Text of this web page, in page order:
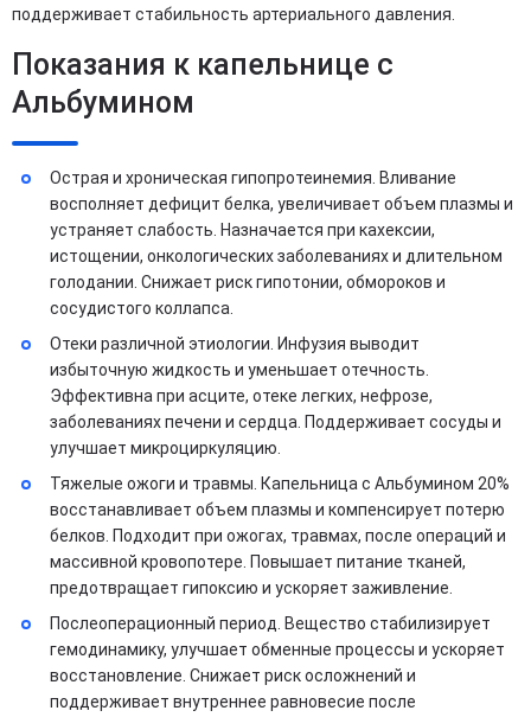
поддерживает стабильность артериального давления.
Показания к капельнице с
Альбумином
Острая и хроническая гипопротеинемия. Вливание
восполняет дефицит белка, увеличивает объем плазмы и
устраняет слабость. Назначается при кахексии,
истощении, онкологических заболеваниях и длительном
голодании. Снижает риск гипотонии, обмороков и
сосудистого коллапса.
Отеки различной этиологии. Инфузия выводит
избыточную жидкость и уменьшает отечность.
Эффективна при асците, отеке легких, нефрозе,
заболеваниях печени и сердца. Поддерживает сосуды и
улучшает микроциркуляцию.
Тяжелые ожоги и травмы. Капельница с Альбумином 20%
восстанавливает объем плазмы и компенсирует потерю
белков. Подходит при ожогах, травмах, после операций и
массивной кровопотере. Повышает питание тканей,
предотвращает гипоксию и ускоряет заживление.
Послеоперационный период. Вещество стабилизирует
гемодинамику, улучшает обменные процессы и ускоряет
восстановление. Снижает риск осложнений и
поддерживает внутреннее равновесие после